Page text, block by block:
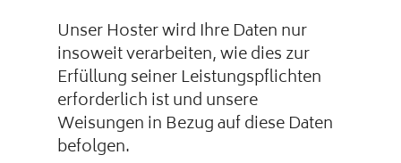
Unser Hoster wird Ihre Daten nur
insoweit verarbeiten, wie dies zur
Erfüllung seiner Leistungspflichten
erforderlich ist und unsere
Weisungen in Bezug auf diese Daten
befolgen.